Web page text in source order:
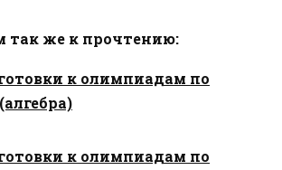
так же к прочтению:
к олимпиадам по
к олимпиадам по